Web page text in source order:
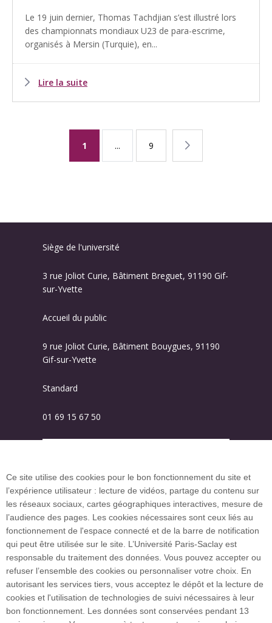
Le 19 juin dernier, Thomas Tachdjian s’est illustré lors
des championnats mondiaux U23 de para-escrime,
organisés à Mersin (Turquie), en...
Lire la suite
Page
1 ... Page
9
Siège de l'université
3 rue Joliot Curie, Bâtiment Breguet, 91190 Gif-
sur-Yvette
Accueil du public
9 rue Joliot Curie, Bâtiment Bouygues, 91190
Gif-sur-Yvette
Standard
01 69 15 67 50
Plan du site
Investissement d’avenir (CGI)
Accueil des publics internationaux
Ce site utilise des cookies pour le bon fonctionnement du site et
l’expérience utilisateur : lecture de vidéos, partage du contenu sur
les réseaux sociaux, cartes géographiques interactives, mesure de
l’audience des pages. Les cookies nécessaires sont ceux liés au
fonctionnement de l'espace connecté et de la barre de notification
qui peut être utilisée sur le site. L’Université Paris-Saclay est
responsable du traitement des données. Vous pouvez accepter ou
refuser l’ensemble des cookies ou personnaliser votre choix. En
autorisant les services tiers, vous acceptez le dépôt et la lecture de
cookies et l'utilisation de technologies de suivi nécessaires à leur
bon fonctionnement. Les données sont conservées pendant 13